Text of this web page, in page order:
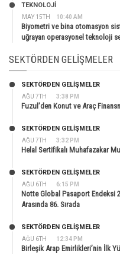
MAY 15TH 10:40 AM
TEKNOLOJİ
Biyometri ve bina otomasyon
uğrayan operasyonel teknoloji
SEKTÖRDEN GELIŞMELER
AĞU 7TH 3:38 PM
SEKTÖRDEN GELIŞMELER
Fuzul’den Konut ve Araç
AĞU 7TH 3:32 PM
SEKTÖRDEN GELIŞMELER
Helal Sertifikalı Muhafazakar
AĞU 6TH 6:15 PM
SEKTÖRDEN GELIŞMELER
Notte Global Pasaport Endeksi
Arasında 86. Sırada
AĞU 6TH 12:34 PM
SEKTÖRDEN GELIŞMELER
Birleşik Arap Emirlikleri’nin İlk